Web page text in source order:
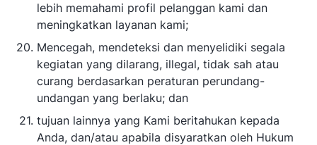
lebih memahami profil pelanggan kami dan
meningkatkan layanan kami;
Mencegah, mendeteksi dan menyelidiki segala
kegiatan yang dilarang, illegal, tidak sah atau
curang berdasarkan peraturan perundang-
undangan yang berlaku; dan
tujuan lainnya yang Kami beritahukan kepada
Anda, dan/atau apabila disyaratkan oleh Hukum